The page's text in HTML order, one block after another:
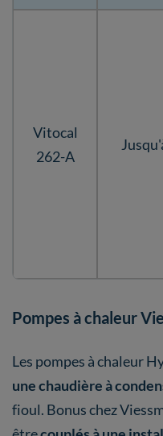
Vitocal
262-A
Pompes à chaleur
Les pompes à chaleur
une chaudière à
fioul. Bonus chez